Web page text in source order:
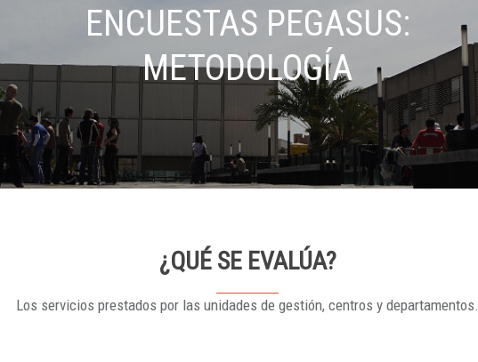
ENCUESTAS PEGASUS:
METODOLOGÍA
¿QUÉ SE EVALÚA?
Los servicios prestados por las unidades de gestión, centros y departamentos.